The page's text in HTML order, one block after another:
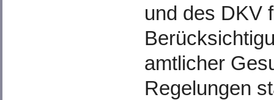
und des DKV
amtlicher
Regelungen